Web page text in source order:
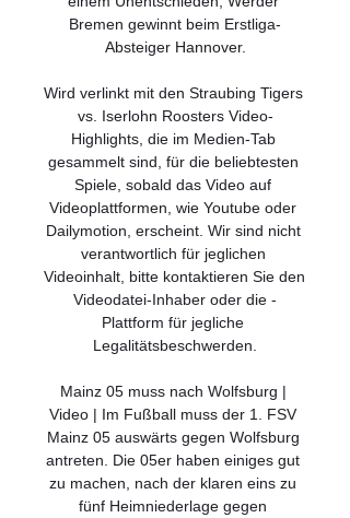
Bremen gewinnt beim Erstliga-
Absteiger Hannover.
Wird verlinkt mit den Straubing Tigers
vs. Iserlohn Roosters Video-
Highlights, die im Medien-Tab
gesammelt sind, für die beliebtesten
Spiele, sobald das Video auf
Videoplattformen, wie Youtube oder
Dailymotion, erscheint. Wir sind nicht
verantwortlich für jeglichen
Videoinhalt, bitte kontaktieren Sie den
Videodatei-Inhaber oder die -
Plattform für jegliche
Legalitätsbeschwerden.
Mainz 05 muss nach Wolfsburg |
Video | Im Fußball muss der 1. FSV
Mainz 05 auswärts gegen Wolfsburg
antreten. Die 05er haben einiges gut
zu machen, nach der klaren eins zu
fünf Heimniederlage gegen